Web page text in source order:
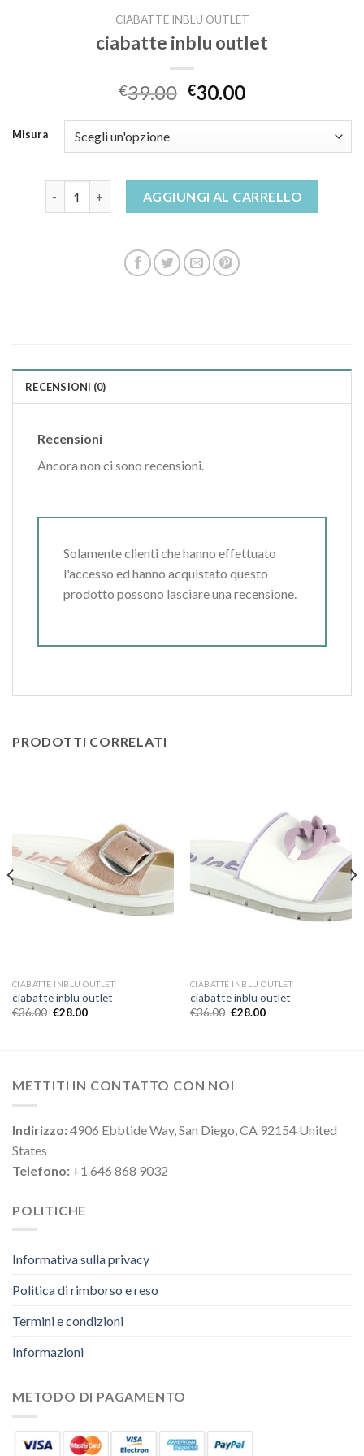
CIABATTE INBLU OUTLET
ciabatte inblu outlet
€39.00 €30.00
Misura
AGGIUNGI AL CARRELLO
RECENSIONI (0)
Recensioni
Ancora non ci sono recensioni.
Solamente clienti che hanno effettuato
l'accesso ed hanno acquistato questo
prodotto possono lasciare una recensione.
PRODOTTI CORRELATI
CIABATTE INBLU OUTLET
ciabatte inblu outlet
€36.00 €28.00
CIABATTE INBLU OUTLET
ciabatte inblu outlet
€36.00 €28.00
METTITI IN CONTATTO CON NOI
Indirizzo:4906 Ebbtide Way, San Diego, CA 92154 United
States
Telefono: +1 646 868 9032
POLITICHE
Informativa sulla privacy
Politica di rimborso e reso
Termini e condizioni
Informazioni
METODO DI PAGAMENTO